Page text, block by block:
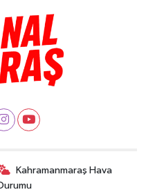
Kahramanmaraş Hava